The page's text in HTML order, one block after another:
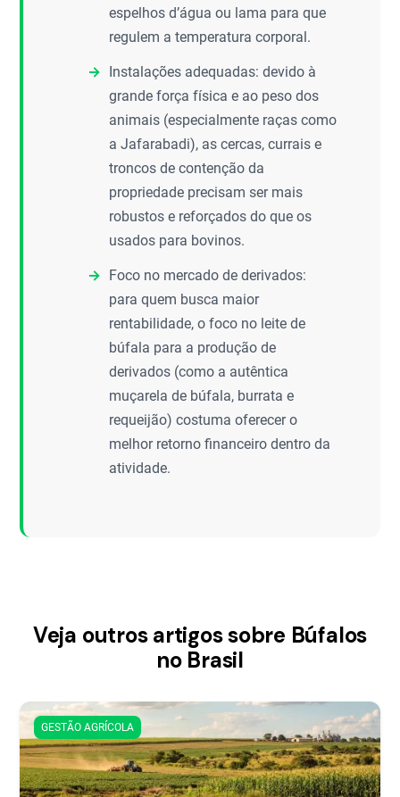
espelhos d’água ou lama para que
regulem a temperatura corporal.
Instalações adequadas: devido à
grande força física e ao peso dos
animais (especialmente raças como
a Jafarabadi), as cercas, currais e
troncos de contenção da
propriedade precisam ser mais
robustos e reforçados do que os
usados para bovinos.
Foco no mercado de derivados:
para quem busca maior
rentabilidade, o foco no leite de
búfala para a produção de
derivados (como a autêntica
muçarela de búfala, burrata e
requeijão) costuma oferecer o
melhor retorno financeiro dentro da
atividade.
Veja outros artigos sobre Búfalos
no Brasil
GESTÃO AGRÍCOLA